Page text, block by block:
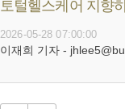
토털헬스케어 지향
2026-05-28 07:00:00
이재희 기자 -